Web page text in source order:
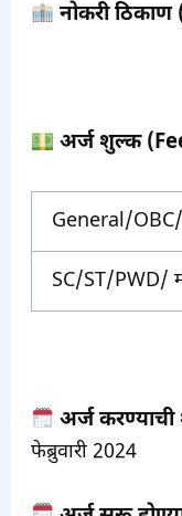
नोकरी
अर्ज शुल्क
General/
SC/ST/PWD/
अर्ज
फेब्रुवारी 2024